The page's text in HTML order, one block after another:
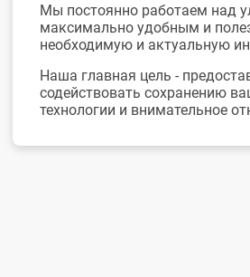
Мы постоянно работаем над
максимально удобным и
необходимую и актуальную
Наша главная цель -
содействовать сохранению
технологии и внимательное